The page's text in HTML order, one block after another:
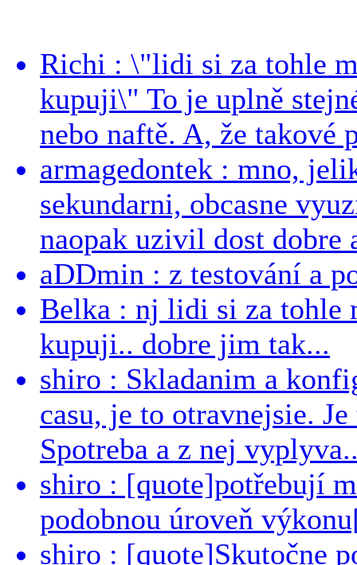
Richi : \"lidi si za tohle
kupuji\" To je uplně
nebo naftě. A, že takové
armagedontek : mno,
sekundarni, obcasne
naopak uzivil dost dobre
aDDmin : z testování a
Belka : nj lidi si za tohle
kupuji.. dobre jim tak...
shiro : Skladanim a
casu, je to otravnejsie.
Spotreba a z nej
shiro : [quote]potřebují
podobnou úroveň
shiro : [quote]Skutočne